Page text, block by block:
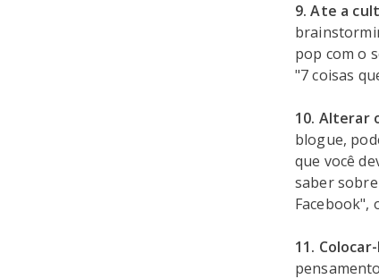
9. Ate a
pop com o
"7 coisas
10. Alterar
blogue,
que você
saber
Facebook",
11.